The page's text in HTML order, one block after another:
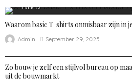
TRENDS
Waarom basic T-shirts onmisbaar zijn in
Admin September 29, 2025
Zo bouw je zelf een stijlvol bureau op
uit de bouwmarkt